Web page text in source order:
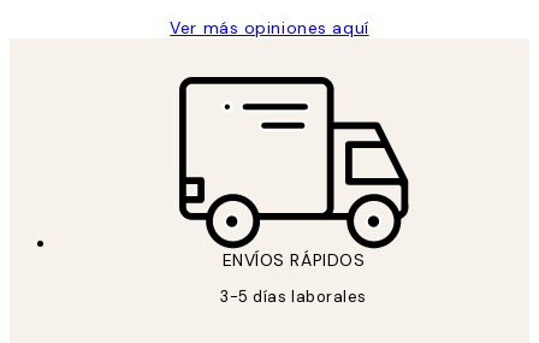
Ver más opiniones aquí
ENVÍOS RÁPIDOS
3-5 días laborales